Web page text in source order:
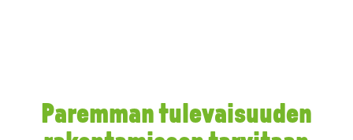
Paremman tulevaisuuden